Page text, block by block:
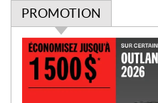
PROMOTION
P
m